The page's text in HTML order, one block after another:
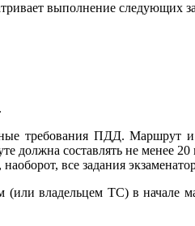
выполнение следующих
требования ПДД. Маршрут
должна составлять не
все задания
(или владельцем ТС) в